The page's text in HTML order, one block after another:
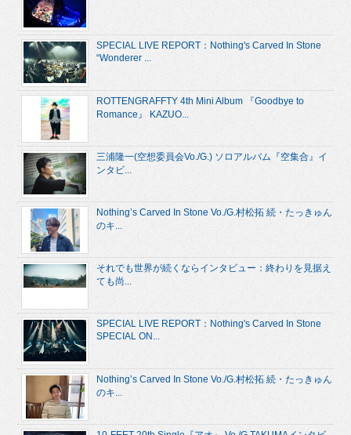
SPECIAL LIVE REPORT：Nothing's Carved In Stone
“Wonderer ...
ROTTENGRAFFTY 4th Mini Album 『Goodbye to
Romance』 KAZUO...
三浦隆一(空想委員会Vo./G.) ソロアルバム『空集合』イ
ンタビ...
Nothing’s Carved In Stone Vo./G.村松拓 続・たっきゅん
のキ...
それでも世界が続くならインタビュー：終わりを見据え
ても尚...
SPECIAL LIVE REPORT：Nothing's Carved In Stone
SPECIAL ON...
Nothing’s Carved In Stone Vo./G.村松拓 続・たっきゅん
のキ...